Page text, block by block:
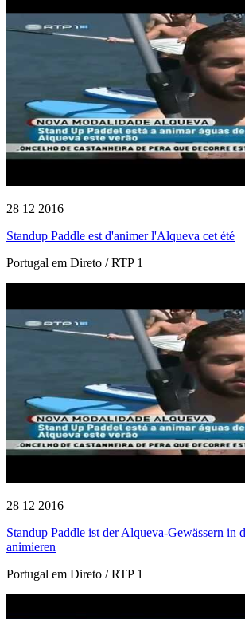
28 12 2016
Standup Paddle est d'animer l'Alqueva cet été
Portugal em Direto / RTP 1
28 12 2016
Standup Paddle ist der Alqueva-Gewässern in
animieren
Portugal em Direto / RTP 1